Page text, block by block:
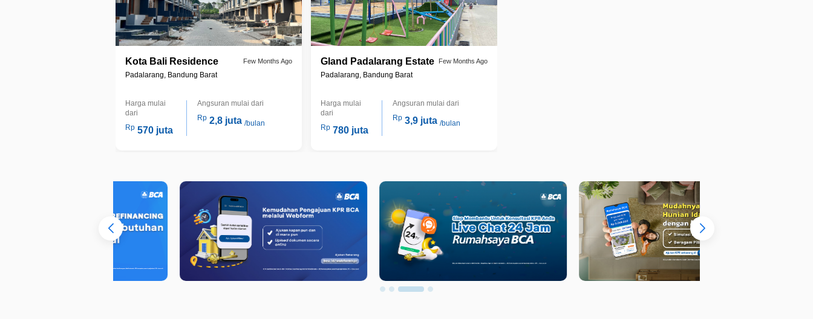
Kota Bali Residence
Padalarang, Bandung Barat
Few Months Ago
Harga mulai
dari
Rp 570 juta
Angsuran mulai dari
Rp 2,8 juta /bulan
Gland Padalarang Estate
Padalarang, Bandung Barat
Few Months Ago
Harga mulai
dari
Rp 780 juta
Angsuran mulai dari
Rp 3,9 juta /bulan